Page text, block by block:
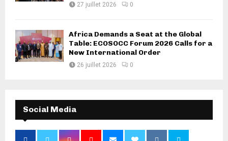
27 juillet 2026 0
Africa Demands a Seat at the Global
Table: ECOSOCC Forum 2026 Calls for a
New International Order
26 juillet 2026 0
Social Media